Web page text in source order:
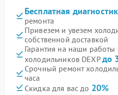
Бесплатная
ремонта
Привезем и увезем
собственной доставкой
Гарантия на наши работы
холодильников DEXPдо
Срочный ремонт
часа
Скидка для вас до 20%